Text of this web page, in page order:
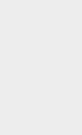
ihr dieses
du hier: Malbogen!